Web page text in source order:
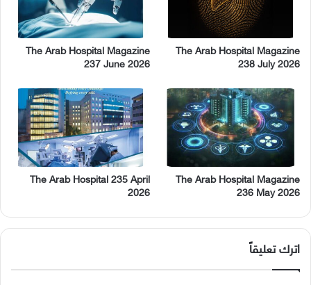
The Arab Hospital Magazine
238 July 2026
The Arab Hospital Magazine
237 June 2026
The Arab Hospital Magazine
236 May 2026
The Arab Hospital 235 April
2026
اترك تعليقاً